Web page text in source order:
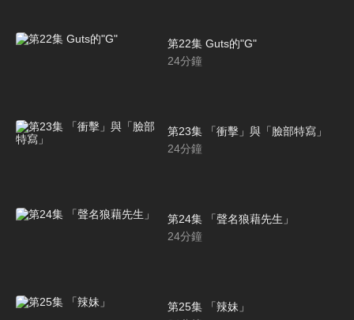
第22集 Guts的"G"
24分鐘
第23集 「衝擊」與「臉部特寫」
24分鐘
第24集 「聲名狼藉先生」
24分鐘
第25集 「辣妹」